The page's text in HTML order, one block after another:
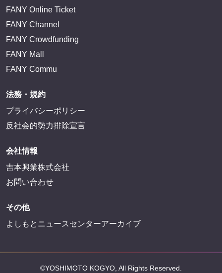
FANY Online Ticket
FANY Channel
FANY Crowdfunding
FANY Mall
FANY Commu
法務・規約
プライバシーポリシー
反社会的勢力排除宣言
会社情報
吉本興業株式会社
お問い合わせ
その他
よしもとニュースセンターアーカイブ
©YOSHIMOTO KOGYO, All Rights Reserved.